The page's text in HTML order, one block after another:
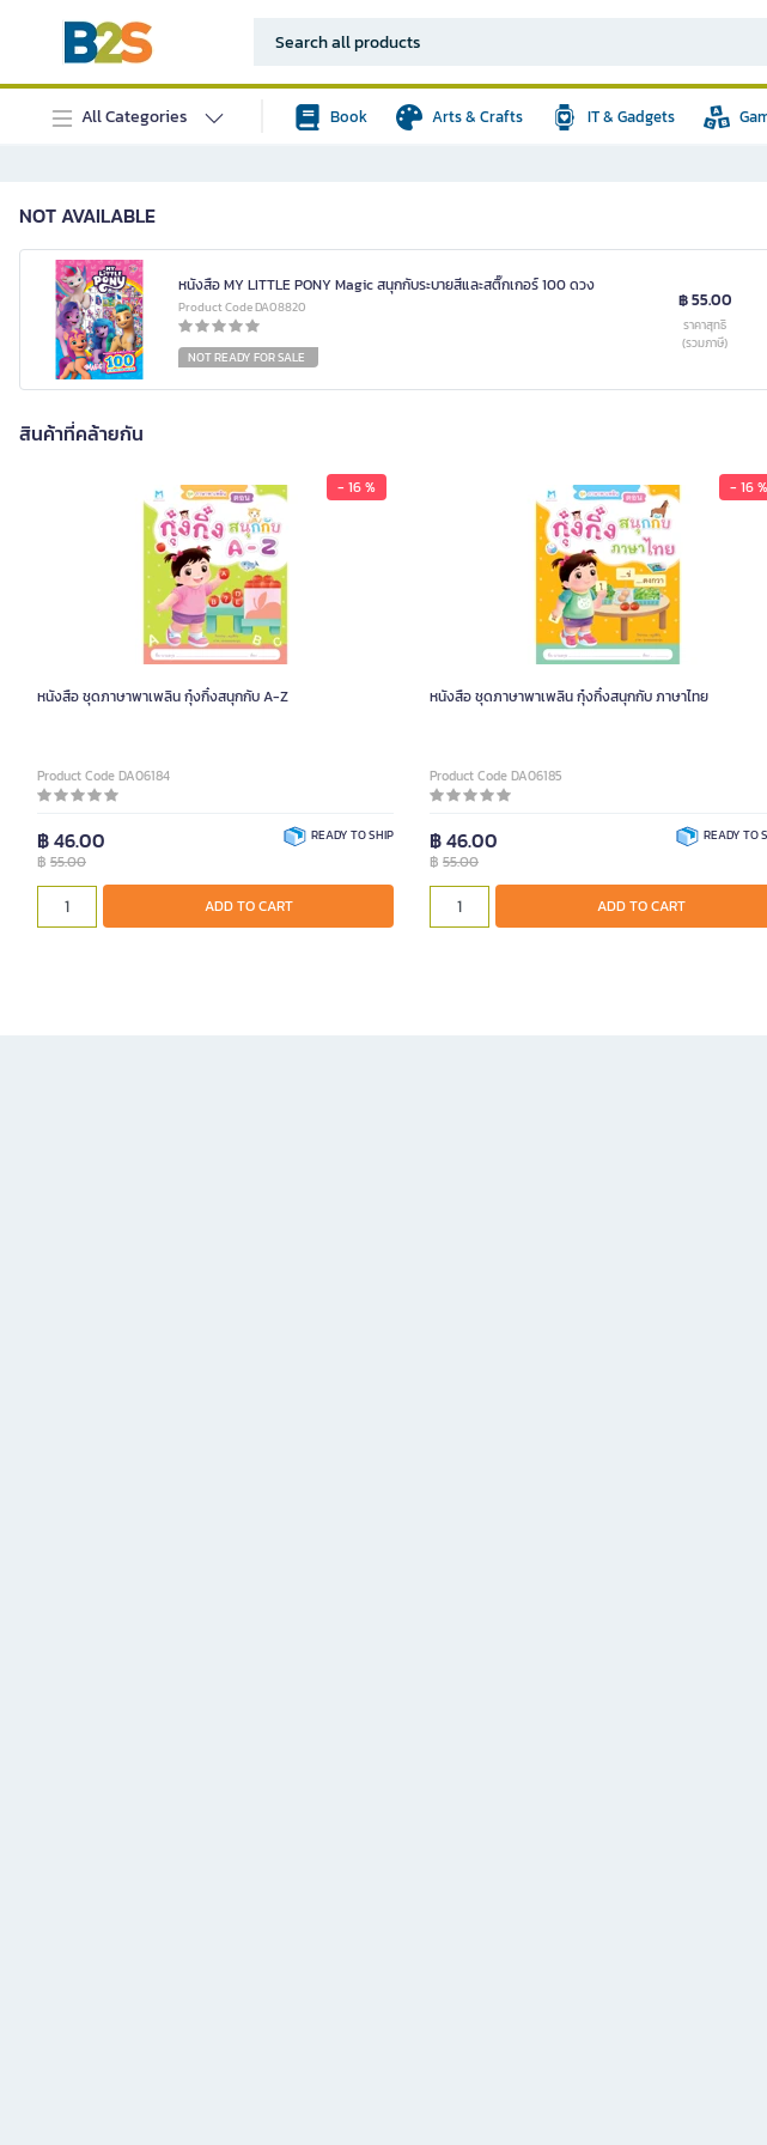
All Categories Book Arts & Crafts IT & Gadgets
NOT AVAILABLE
หนังสือ MY LITTLE PONY Magic สนุกกับระบายสีและสติ๊กเกอร์ 100 ดวง
Product Code DA08820
NOT READY FOR SALE
฿ 55.00
ราคาสุทธิ
(รวมภาษี)
สินค้าที่คล้ายกัน
- 16 %
หนังสือ ชุดภาษาพาเพลิน กุ๋งกิ๋งสนุกกับ A-Z
Product Code DA06184
฿ 46.00
฿ 55.00
READY TO SHIP
ADD TO CART
- 16 %
หนังสือ ชุดภาษาพาเพลิน กุ๋งกิ๋งสนุกกับ ภาษาไทย
Product Code DA06185
฿ 46.00
฿ 55.00
READY TO
ADD TO CART